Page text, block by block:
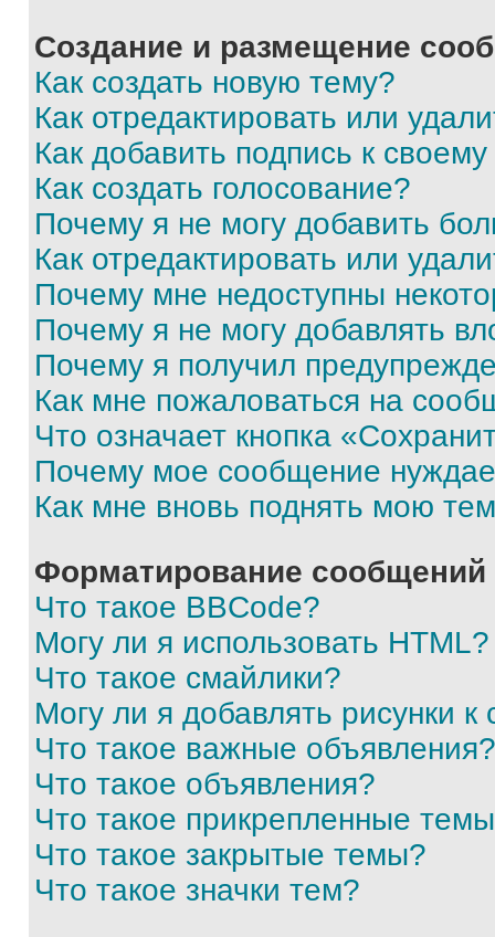
Создание и размещение
Как создать новую тему?
Как отредактировать или
Как добавить подпись к
Как создать голосование?
Почему я не могу добавить
Как отредактировать или
Почему мне недоступны
Почему я не могу добавлять
Почему я получил
Как мне пожаловаться на
Что означает кнопка
Почему мое сообщение
Как мне вновь поднять мою
Форматирование
Что такое BBCode?
Могу ли я использовать HTML?
Что такое смайлики?
Могу ли я добавлять рисунки
Что такое важные объявления?
Что такое объявления?
Что такое прикрепленные
Что такое закрытые темы?
Что такое значки тем?